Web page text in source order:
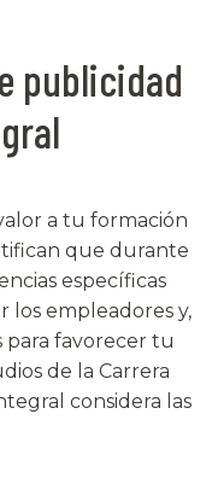
publicidad
a tu formación
que durante
específicas
los empleadores y,
favorecer tu
de la Carrera
considera las